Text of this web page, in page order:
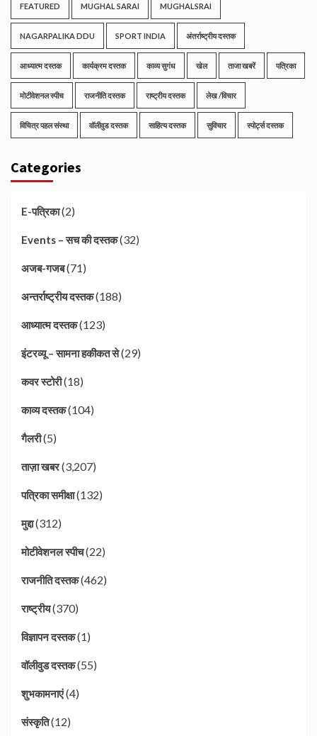
FEATURED MUGHAL SARAI MUGHALSRAI
NAGARPALIKA DDU SPORT INDIA अंतर्राष्ट्रीय दस्तक
आध्यात्म दस्तक कार्यक्रम दस्तक काव्य सुगंध खेल ताजा खबरें पत्रिका
मोटीवेशनल स्पीच राजनीति दस्तक राष्ट्रीय दस्तक लेख /विचार
विचित्र पहल संस्था वॉलीवुड दस्तक साहित्य दस्तक सुविचार स्पोर्ट्स दस्तक
Categories
E-पत्रिका(2)
Events – सच की दस्तक(32)
अजब-गजब(71)
अन्तर्राष्ट्रीय दस्तक(188)
आध्यात्म दस्तक(123)
इंटरव्यू – सामना हकीकत से(29)
कवर स्टोरी(18)
काव्य दस्तक(104)
गैलरी(5)
ताज़ा खबर(3,207)
पत्रिका समीक्षा(132)
मुद्दा(312)
मोटीवेशनल स्पीच(22)
राजनीति दस्तक(462)
राष्ट्रीय(370)
विज्ञापन दस्तक(1)
वॉलीवुड दस्तक(55)
शुभकामनाएं(4)
संस्कृति(12)